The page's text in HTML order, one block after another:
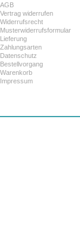
AGB
Vertrag widerrufen
Widerrufsrecht
Musterwiderrufsformular
Lieferung
Zahlungsarten
Datenschutz
Bestellvorgang
Warenkorb
Impressum